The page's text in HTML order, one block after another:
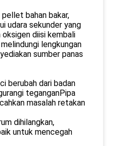
bahan bakar,
udara sekunder yang
diisi kembali
lengkungan
sumber panas
berubah dari badan
teganganPipa
masalah retakan
dihilangkan,
untuk mencegah